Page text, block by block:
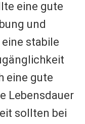
eine gute
und
stabile
eine gute
Lebensdauer
sollten bei